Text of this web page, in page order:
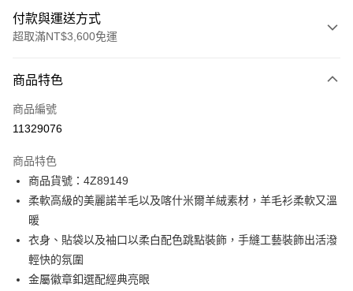
付款與運送方式
超取滿NT$3,600免運
信用卡一次付款
信用卡分期付款
合作金庫商業銀行
華南商業銀行
上海商業儲蓄銀行
台北富邦商業銀行
國泰世華商業銀行
臺灣中小企業銀行
台中商業銀行
匯豐（台灣）商業銀行
聯邦商業銀行
元大商業銀行
LINE Pay
Apple Pay
街口支付
AFTEE先享後付
相關說明
商品特色
商品編號
11329076
商品特色
商品貨號：4Z89149
柔軟高級的美麗諾羊毛以及喀什米爾羊絨素材，羊毛衫柔軟又溫
暖
衣身、貼袋以及袖口以柔白配色跳點裝飾，手縫工藝裝飾出活潑
輕快的氛圍
金屬徽章釦選配經典亮眼